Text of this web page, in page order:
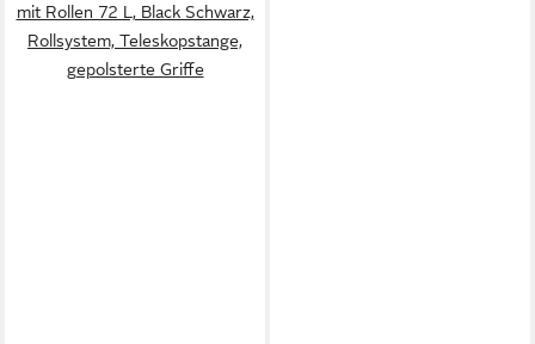
mit Rollen 72 L, Black Schwarz,
Rollsystem, Teleskopstange,
gepolsterte Griffe